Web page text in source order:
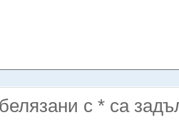
с * са